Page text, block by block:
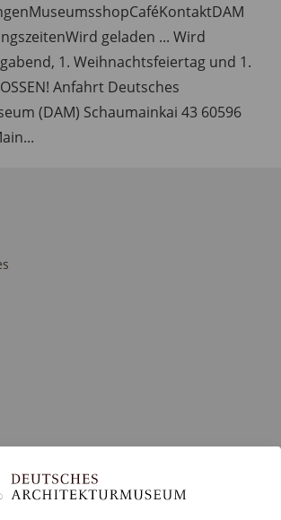
geladen ... Wird
1. Weihnachtsfeiertag und 1.
Anfahrt Deutsches
(DAM) Schaumainkai 43 60596